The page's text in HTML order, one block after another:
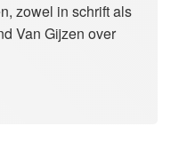
zowel in schrift als
Van Gijzen over